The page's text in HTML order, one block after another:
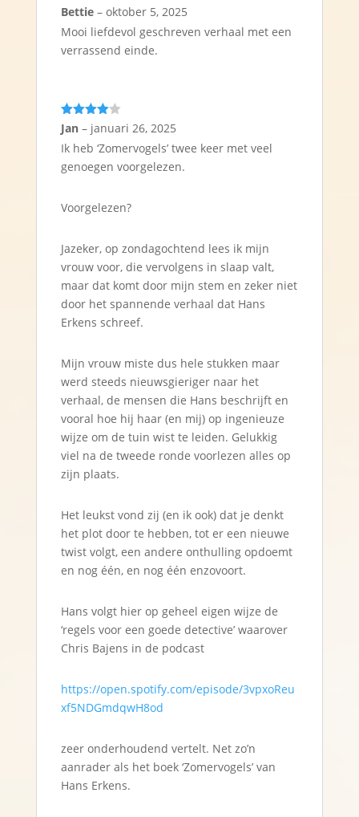
Gewaardeerd
Bettie – oktober 5, 2025
Mooi liefdevol geschreven verhaal met een
verrassend einde.
Gewaarde
erd
uit
5
Jan – januari 26, 2025
Ik heb ‘Zomervogels’ twee keer met veel
genoegen voorgelezen.
Voorgelezen?
Jazeker, op zondagochtend lees ik mijn
vrouw voor, die vervolgens in slaap valt,
maar dat komt door mijn stem en zeker niet
door het spannende verhaal dat Hans
Erkens schreef.
Mijn vrouw miste dus hele stukken maar
werd steeds nieuwsgieriger naar het
verhaal, de mensen die Hans beschrijft en
vooral hoe hij haar (en mij) op ingenieuze
wijze om de tuin wist te leiden. Gelukkig
viel na de tweede ronde voorlezen alles op
zijn plaats.
Het leukst vond zij (en ik ook) dat je denkt
het plot door te hebben, tot er een nieuwe
twist volgt, een andere onthulling opdoemt
en nog één, en nog één enzovoort.
Hans volgt hier op geheel eigen wijze de
‘regels voor een goede detective’ waarover
Chris Bajens in de podcast
https://open.spotify.com/episode/3vpxoReu
xf5NDGmdqwH8od
zeer onderhoudend vertelt. Net zo’n
aanrader als het boek ‘Zomervogels’ van
Hans Erkens.